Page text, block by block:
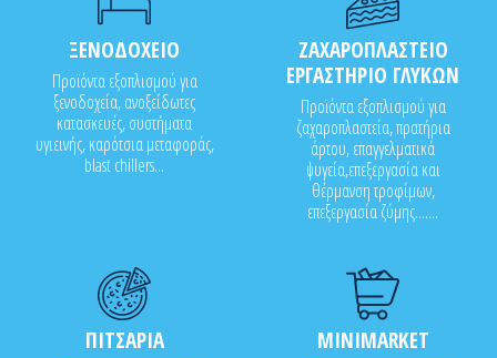
ΞΕΝΟΔΟΧΕΙΟ
Προϊόντα εξοπλισμού για
ξενοδοχεία, ανοξείδωτες
κατασκευές, συστήματα
υγιεινής, καρότσια μεταφοράς,
blast chillers...
ΖΑΧΑΡΟΠΛΑΣΤΕΙΟ
ΕΡΓΑΣΤΗΡΙΟ ΓΛΥΚΩΝ
Προϊόντα εξοπλισμού για
ζαχαροπλαστεία, πρατήρια
άρτου, επαγγελματικά
ψυγεία,επεξεργασία και
θέρμανση τροφίμων,
επεξεργασία ζύμης.......
ΠΙΤΣΑΡΙΑ MINIMARKET